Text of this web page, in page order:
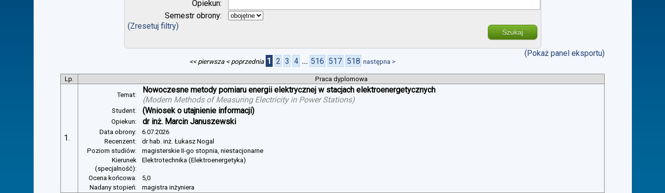
Opiekun:
Semestr obrony:
(Zresetuj filtry)
Szukaj
(Pokaż panel eksportu)
<< pierwsza < poprzednia 1 2 3 4 ... 516 517 518 następna >
Lp. Praca dyplomowa
1.
Temat:
Nowoczesne metody pomiaru energii elektrycznej w stacjach elektroenergetycznych
(Modern Methods of Measuring Electricity in Power Stations)
Student: (Wniosek o utajnienie informacji)
Opiekun: dr inż. Marcin Januszewski
Data obrony:
6.07.2026
Recenzent:
dr hab. inż. Łukasz Nogal
Poziom studiów:
magisterskie II-go stopnia, niestacjonarne
Kierunek
(specjalność):
Elektrotechnika (Elektroenergetyka)
Ocena końcowa:
5,0
Nadany stopień:
magistra inżyniera